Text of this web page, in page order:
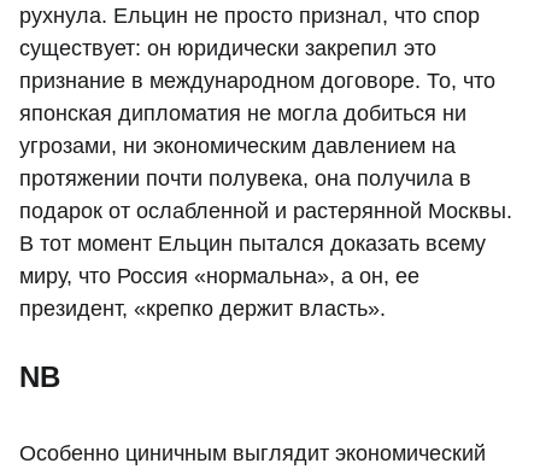
рухнула. Ельцин не просто признал, что спор
существует: он юридически закрепил это
признание в международном договоре. То, что
японская дипломатия не могла добиться ни
угрозами, ни экономическим давлением на
протяжении почти полувека, она получила в
подарок от ослабленной и растерянной Москвы.
В тот момент Ельцин пытался доказать всему
миру, что Россия «нормальна», а он, ее
президент, «крепко держит власть».
NB
Особенно циничным выглядит экономический